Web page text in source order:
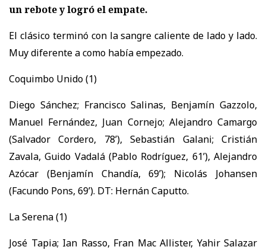
un rebote y logró el empate.
El clásico terminó con la sangre caliente de lado y lado.
Muy diferente a como había empezado.
Coquimbo Unido (1)
Diego Sánchez; Francisco Salinas, Benjamín Gazzolo,
Manuel Fernández, Juan Cornejo; Alejandro Camargo
(Salvador Cordero, 78’), Sebastián Galani; Cristián
Zavala, Guido Vadalá (Pablo Rodríguez, 61’), Alejandro
Azócar (Benjamín Chandía, 69’); Nicolás Johansen
(Facundo Pons, 69’). DT: Hernán Caputto.
La Serena (1)
José Tapia; Ian Rasso, Fran Mac Allister, Yahir Salazar